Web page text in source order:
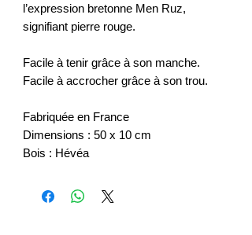
l’expression bretonne Men Ruz,
signifiant pierre rouge.
Facile à tenir grâce à son manche.
Facile à accrocher grâce à son trou.
Fabriquée en France
Dimensions : 50 x 10 cm
Bois : Hévéa